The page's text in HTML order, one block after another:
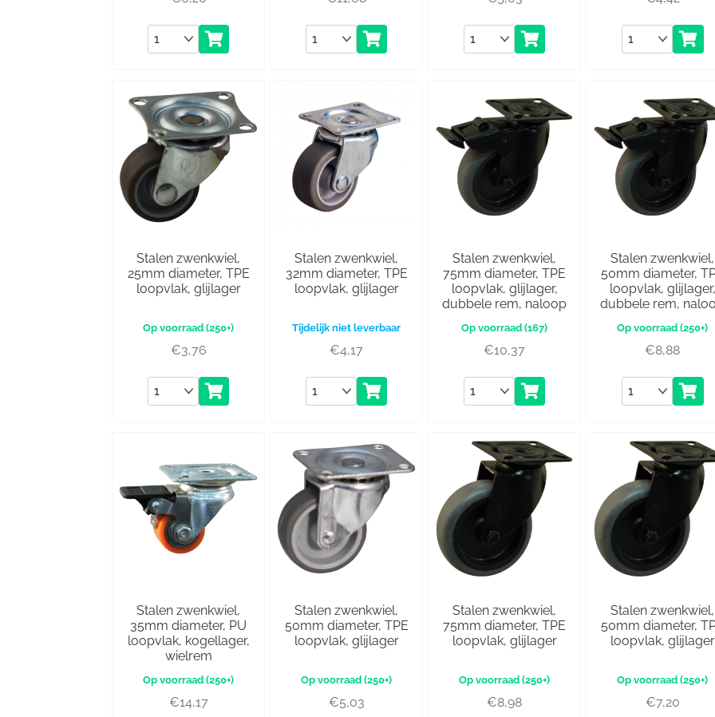
Aantal Aantal Aantal Aantal
Stalen zwenkwiel,
25mm diameter, TPE
loopvlak, glijlager
(250+)
€3,76
Aantal
Stalen zwenkwiel,
32mm diameter, TPE
loopvlak, glijlager
Tijdelijk niet leverbaar
€4,17
Aantal
Stalen zwenkwiel,
75mm diameter, TPE
loopvlak, glijlager,
dubbele rem, naloop
(167)
€10,37
Aantal
Stalen zwenkwiel,
50mm diameter,
loopvlak, glijlager,
dubbele rem,
(250+)
€8,88
Aantal
Stalen zwenkwiel,
35mm diameter, PU
loopvlak, kogellager,
wielrem
(250+)
€14,17
Stalen zwenkwiel,
50mm diameter, TPE
loopvlak, glijlager
(250+)
€5,03
Stalen zwenkwiel,
75mm diameter, TPE
loopvlak, glijlager
(250+)
€8,98
Stalen zwenkwiel,
50mm diameter,
loopvlak, glijlager
(250+)
€7,20